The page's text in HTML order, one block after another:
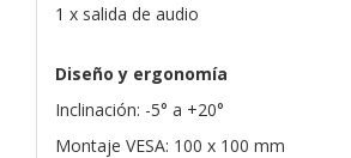
1 x salida de audio
Diseño y ergonomía
Inclinación: -5° a +20°
Montaje VESA: 100 x 100 mm